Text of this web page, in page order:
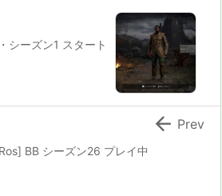
シーズン1 スタート
BB シーズン26 プレイ中
 Prev